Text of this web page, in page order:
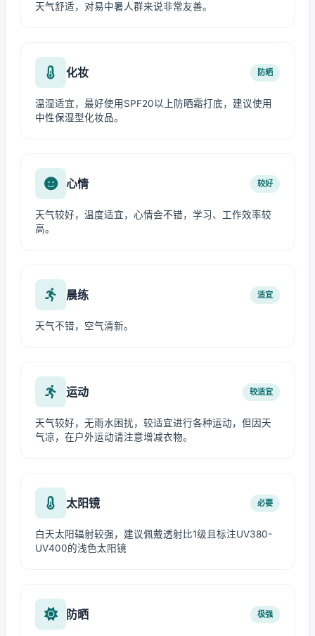
天气舒适，对易中暑人群来说非常友善。
化妆 防晒
温湿适宜，最好使用SPF20以上防晒霜打底，建议使用
中性保湿型化妆品。
心情 较好
天气较好，温度适宜，心情会不错，学习、工作效率较
高。
晨练 适宜
天气不错，空气清新。
运动 较适宜
天气较好，无雨水困扰，较适宜进行各种运动，但因天
气凉，在户外运动请注意增减衣物。
太阳镜 必要
白天太阳辐射较强，建议佩戴透射比1级且标注UV380-
UV400的浅色太阳镜
防晒 极强